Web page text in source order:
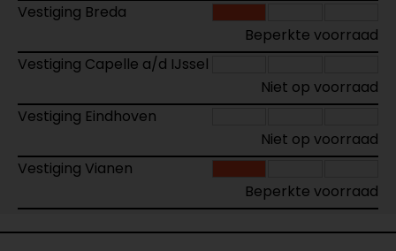
Vestiging Breda
Beperkte voorraad
Vestiging Capelle a/d IJssel
Niet op voorraad
Vestiging Eindhoven
Niet op voorraad
Vestiging Vianen
Beperkte voorraad